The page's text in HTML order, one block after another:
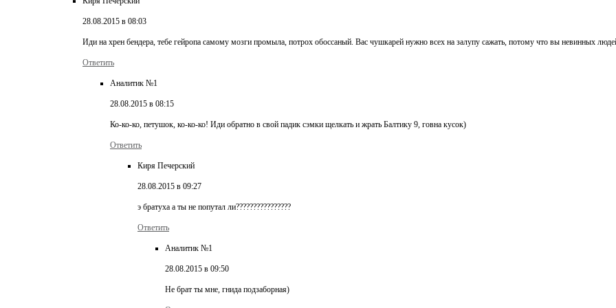
28.08.2015 в 08:03
Иди на хрен бендера, тебе гейропа самому мозги промыла, потрох обоссаный. Вас чушкарей нужно всех на залупу сажать, потому что вы невинных
Ответить
Аналитик №1
28.08.2015 в 08:15
Ко-ко-ко, петушок, ко-ко-ко! Иди обратно в свой падик сэмки щелкать и жрать Балтику 9, говна кусок)
Ответить
Киря Печерский
28.08.2015 в 09:27
э братуха а ты не попутал ли????????????????
Ответить
Аналитик №1
28.08.2015 в 09:50
Не брат ты мне, гнида подзаборная)